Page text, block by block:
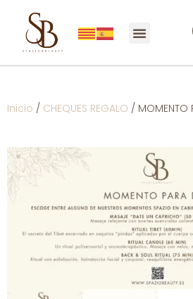
Inicio / CHEQUES REGALO / MOMENTO